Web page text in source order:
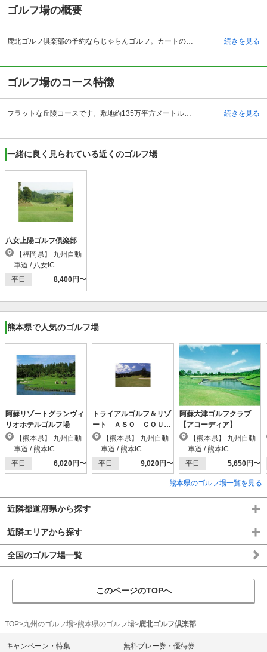
ゴルフ場の概要
鹿北ゴルフ倶楽部の予約ならじゃらんゴルフ。カートの有無や利用税、キャンセル料、ナイター設備、駐車場などのコース情報はもちろん、口コミ、フォトギャラリーなどコースの難易度や攻略に役立つ情報充実、予約する度にポイントが貯まるのでお得にゴルフをお楽しみ頂けます。 熊本県最北端にある鹿北町の鹿北ゴルフ倶楽部は、九州自動車道広川・八女・植木インターチェンジから約40分、熊本空港、福岡空港から60分という便利な場所にあります。クラブハウスは、心和む落ち着いた和風建築総檜造りで、木のぬくもりが漂うフロントロビー、売店、コンペルーム、大浴場と露天風呂があります。練習場も30ヤード5打席備えてあり、プレー前に慣らすことができます。倶楽部が主催しているオープンコンペや倶楽部競技も沢山催しています。プレー後は天然温泉をとり入れた優しい湯が心身の疲れを癒やしてくれると思います。5月からは、要望の多かった一人枠を設定するそうで、人数が集まらなくてもコースを楽しむことが出来ます。コース設計は多くのコース設計をしている吉崎満雄氏です。 続きを見る
ゴルフ場のコース特徴
フラットな丘陵コースです。敷地約135万平方メートルに18ホール、アウト・INコース。ベントの1グリーンで、アウトはゆるやかな起伏の多いフェアウェイが特徴で、距離があり、グリーンも大きめにとってあり、ロングヒッター向けのコースになっています。インはアウトとは違い、距離はないけど池が絡んだホールや、林でセパレートされていたり、うねったフェアウェイなどがあり、テクニシャン向けのコースみなっています。リベンジを期待して何度か足を運ぶことで面白さが倍増してくるコースとなっています。シングルゴルファーをも唸らせる戦略性の高いOUTコース、ダイナミックなゴルフが好スコアにつながるINコースの魅力を堪能できるコースだと思います。 続きを見る
一緒に良く見られている近くのゴルフ場
八女上陽ゴルフ倶楽部
車道 / 八女IC
平日
8,400円〜
熊本県で人気のゴルフ場
阿蘇リゾートグランヴィ
リオホテルゴルフ場
車道 / 熊本IC
平日
6,020円〜
トライアルゴルフ＆リゾ
ート ＡＳＯ ＣＯＵＲ
ＳＥ（阿蘇東急）
車道 / 熊本IC
平日
9,020円〜
阿蘇大津ゴルフクラブ
【アコーディア】
車道 / 熊本IC
平日
5,650円〜
熊本県のゴルフ場一覧を見る
近隣都道府県から探す
近隣エリアから探す
全国のゴルフ場一覧
このページのTOPへ
TOP 九州のゴルフ場 熊本県のゴルフ場 鹿北ゴルフ倶楽部
キャンペーン・特集 無料プレー券・優待券